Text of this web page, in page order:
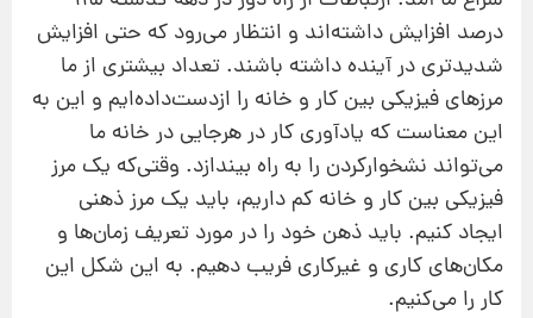
درصد افزایش داشته‌اند و انتظار می‌رود که حتی افزایش
شدیدتری در آینده داشته باشند. تعداد بیشتری از ما
مرزهای فیزیکی بین کار و خانه را ازدست‌داده‌ایم و این به
این معناست که یادآوری کار در هرجایی در خانه ما
می‌تواند نشخوارکردن را به راه بیندازد. وقتی‌که یک مرز
فیزیکی بین کار و خانه کم داریم، باید یک مرز ذهنی
ایجاد کنیم. باید ذهن خود را در مورد تعریف زمان‌ها و
مکان‌های کاری و غیرکاری فریب دهیم. به این شکل این
کار را می‌کنیم.